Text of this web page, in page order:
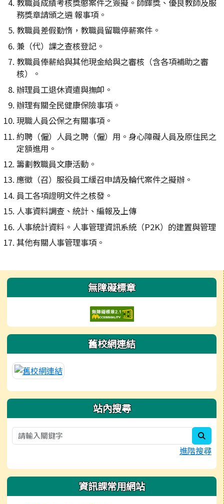
教職員成績考核獎懲案件之簽擬。師鐸獎、優良教師及服
務獎章請頒之遴 報事項。
教職員差假勤惰，教職員留職停薪案件。
兼（代）課之查核登記。
教職員俸薪給與其他現金給與之審核（含各項補助之審
核）。
辦理員工退休資遣與撫卹。
辦理有關全民健康保險事項。
現職人員公保之有關事項。
約聘（僱）人員之聘（僱）用。身心障礙人員及原住民之
定額進用。
籌劃教職員文康活動。
應徵（召）服役員工緩召申請及輪代案件之擬辦。
員工各項證明文件之核發。
人事資料調查、統計、編報及上傳
人事統計資料。人事管理資訊系統（P2K）的建置與管理
其他有關人事管理事項。
左邊區域內容 無障礙標章
舊校網連結
站內搜尋
進階搜尋
資訊課常用網站